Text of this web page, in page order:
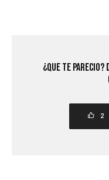
¿Que Te
2